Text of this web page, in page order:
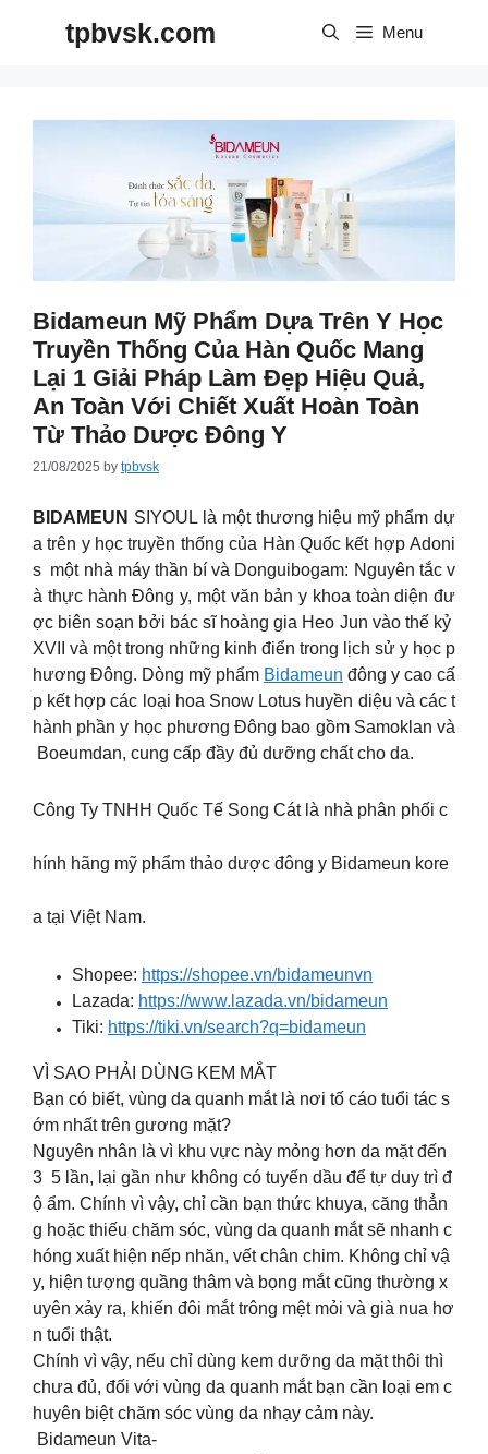
tpbvsk.com Menu
Bidameun Mỹ Phẩm Dựa Trên Y Học
Truyền Thống Của Hàn Quốc Mang
Lại 1 Giải Pháp Làm Đẹp Hiệu Quả,
An Toàn Với Chiết Xuất Hoàn Toàn
Từ Thảo Dược Đông Y
21/08/2025 by tpbvsk
BIDAMEUN SIYOUL là một thương hiệu mỹ phẩm dự
a trên y học truyền thống của Hàn Quốc kết hợp Adoni
s một nhà máy thần bí và Donguibogam: Nguyên tắc v
à thực hành Đông y, một văn bản y khoa toàn diện đư
ợc biên soạn bởi bác sĩ hoàng gia Heo Jun vào thế kỷ
XVII và một trong những kinh điển trong lịch sử y học p
hương Đông. Dòng mỹ phẩm Bidameun đông y cao cấ
p kết hợp các loại hoa Snow Lotus huyền diệu và các t
hành phần y học phương Đông bao gồm Samoklan và
Boeumdan, cung cấp đầy đủ dưỡng chất cho da.
Công Ty TNHH Quốc Tế Song Cát là nhà phân phối c
hính hãng mỹ phẩm thảo dược đông y Bidameun kore
a tại Việt Nam.
Shopee: https://shopee.vn/bidameunvn
Lazada: https://www.lazada.vn/bidameun
Tiki: https://tiki.vn/search?q=bidameun
VÌ SAO PHẢI DÙNG KEM MẮT
Bạn có biết, vùng da quanh mắt là nơi tố cáo tuổi tác s
ớm nhất trên gương mặt?
Nguyên nhân là vì khu vực này mỏng hơn da mặt đến
3 5 lần, lại gần như không có tuyến dầu để tự duy trì đ
ộ ẩm. Chính vì vậy, chỉ cần bạn thức khuya, căng thẳn
g hoặc thiếu chăm sóc, vùng da quanh mắt sẽ nhanh c
hóng xuất hiện nếp nhăn, vết chân chim. Không chỉ vậ
y, hiện tượng quầng thâm và bọng mắt cũng thường x
uyên xảy ra, khiến đôi mắt trông mệt mỏi và già nua hơ
n tuổi thật.
Chính vì vậy, nếu chỉ dùng kem dưỡng da mặt thôi thì
chưa đủ, đối với vùng da quanh mắt bạn cần loại em c
huyên biệt chăm sóc vùng da nhạy cảm này.
Bidameun Vita-